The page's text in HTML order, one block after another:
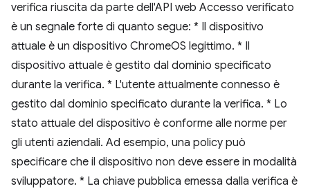
verifica riuscita da parte dell'API web Accesso verificato
è un segnale forte di quanto segue: * Il dispositivo
attuale è un dispositivo ChromeOS legittimo. * Il
dispositivo attuale è gestito dal dominio specificato
durante la verifica. * L'utente attualmente connesso è
gestito dal dominio specificato durante la verifica. * Lo
stato attuale del dispositivo è conforme alle norme per
gli utenti aziendali. Ad esempio, una policy può
specificare che il dispositivo non deve essere in modalità
sviluppatore. * La chiave pubblica emessa dalla verifica è